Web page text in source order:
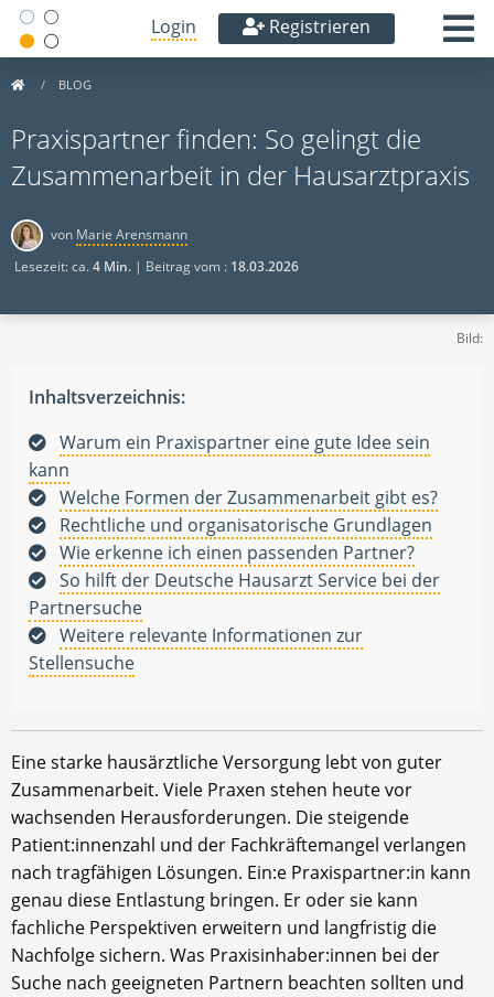
Login Registrieren
BLOG
Praxispartner finden: So gelingt die
Zusammenarbeit in der Hausarztpraxis
von Marie Arensmann
Lesezeit: ca.4 Min. | Beitrag vom : 18.03.2026
Bild:
Inhaltsverzeichnis:
Warum ein Praxispartner eine gute Idee sein
kann
Welche Formen der Zusammenarbeit gibt es?
Rechtliche und organisatorische Grundlagen
Wie erkenne ich einen passenden Partner?
So hilft der Deutsche Hausarzt Service bei der
Partnersuche
Weitere relevante Informationen zur
Stellensuche
Eine starke hausärztliche Versorgung lebt von guter
Zusammenarbeit. Viele Praxen stehen heute vor
wachsenden Herausforderungen. Die steigende
Patient:innenzahl und der Fachkräftemangel verlangen
nach tragfähigen Lösungen. Ein:e Praxispartner:in kann
genau diese Entlastung bringen. Er oder sie kann
fachliche Perspektiven erweitern und langfristig die
Nachfolge sichern. Was Praxisinhaber:innen bei der
Suche nach geeigneten Partnern beachten sollten und